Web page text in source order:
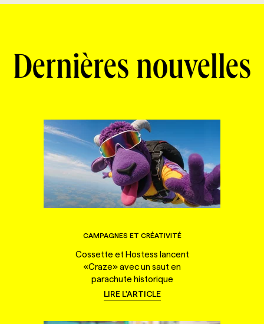
Dernières nouvelles
CAMPAGNES ET CRÉATIVITÉ
Cossette et Hostess lancent
«Craze» avec un saut en
parachute historique
LIRE L'ARTICLE